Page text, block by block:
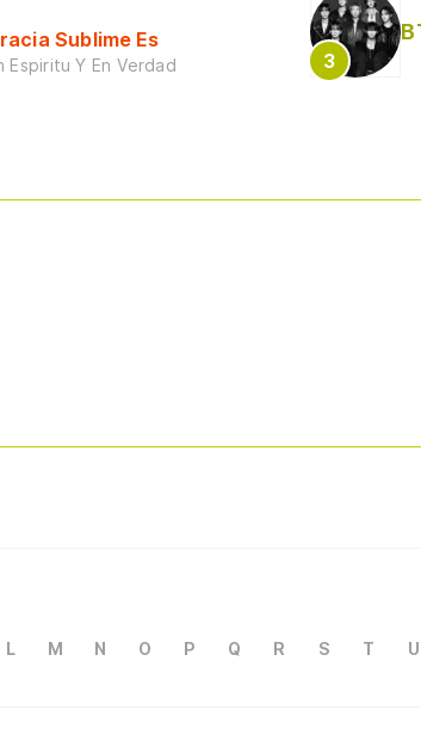
Sublime Es
Espiritu Y En Verdad
L M N O P Q R S T U